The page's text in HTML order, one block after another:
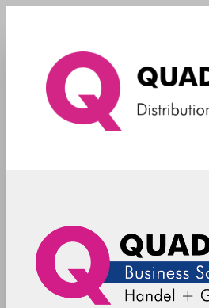
Winkelarm 400mm -
SPQ-EA001-02